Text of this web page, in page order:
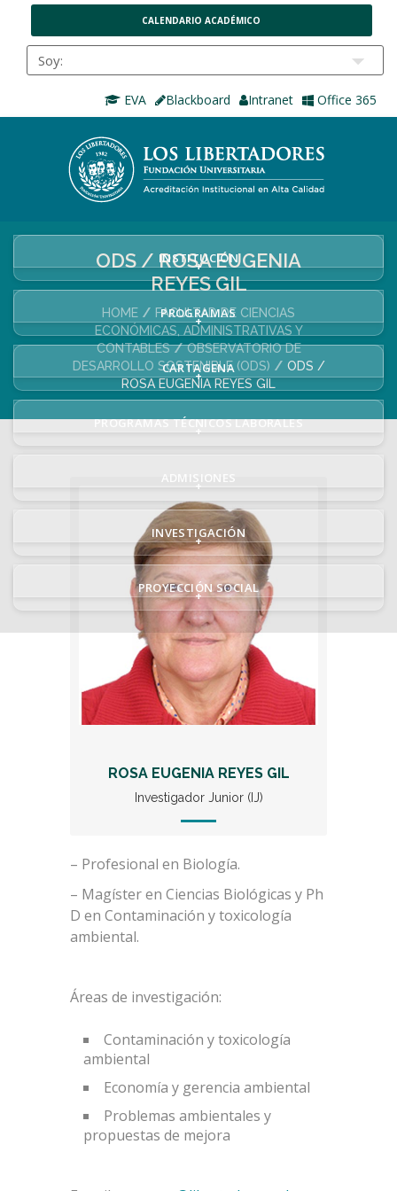
CALENDARIO ACADÉMICO
EVA Blackboard Intranet Office 365
INSTITUCIÓN
+
PROGRAMAS
+
CARTAGENA
+
PROGRAMAS TÉCNICOS LABORALES
+
ADMISIONES
+
INVESTIGACIÓN
+
PROYECCIÓN SOCIAL
+
ODS / ROSA EUGENIA
REYES GIL
HOME
FACULTAD DE CIENCIAS
ECONÓMICAS, ADMINISTRATIVAS Y
CONTABLES
OBSERVATORIO DE
DESARROLLO SOSTENIBLE (ODS)
ODS /
ROSA EUGENIA REYES GIL
ROSA EUGENIA REYES GIL
Investigador Junior (IJ)
– Profesional en Biología.
– Magíster en Ciencias Biológicas y Ph
D en Contaminación y toxicología
ambiental.
Áreas de investigación:
Contaminación y toxicología
ambiental
Economía y gerencia ambiental
Problemas ambientales y
propuestas de mejora